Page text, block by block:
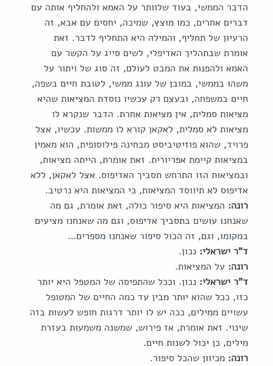
הדבר הממשי, בעוד שלוותר על האמא ולהחליף אותה עם
דברים אחרים, כמו מוצץ, שמיכה, יחסים עם אבא, זה
הרעיון של תחליף, והמילה היא התחליף לדבר. זאת
אומרת שבתהליך האדיפלי, לשים סייג על הקשר עם
האמא ולהפנות את המבט לעולם, זה סוג של ויתור על
משהו בממשי, במובן של עונג ממשי, לטובת חיים בשפה,
חיים במשפחה, ובעצם רק עכשיו נוסדת המציאות שהיא
מציאות סמלית, אין מציאות אחרת. הדבר שנקרא לו
מציאות לא סמלית, לאקאן קורא לו ממשות. עכשיו, אצל
פרויד, שהוא פוזיטיביסט מבחינה פילוסופית, הוא מאמין
במציאות קיימת אפּריורית. זאת אומרת, הייתה מציאות,
ובמציאות הזו התרחש תסביך האדיפוס. אצל לאקאן, ללא
אדיפוס לא תיווסד המציאות, כי המציאות היא נרטיב.
רונה: המציאות היא סיפור כולה, זאת אומרת, גם מה
שאנחנו עושים בתסביך אדיפוס, וגם מה שאנחנו מציעים
במקומו, וגם, זה הכול סיפור שאנחנו מספרים…
ד"ר ישראלי: נכון.
רונה: על המציאות.
ד"ר ישראלי: נכון. וככל שהתפיסה של המטפל היא יותר
כזו, ככל שהוא יותר מבין עד כמה החיים של המטופל
עשויים ממילים, ככה יש לו יותר דרגות חופש לעשות בזה
שינוי. זאת אומרת, אז פירוש, שמשנה משמעות בעזרת
מילים, כן יכול לשנות חיים.
רונה: מכיוון שהכל סיפור.